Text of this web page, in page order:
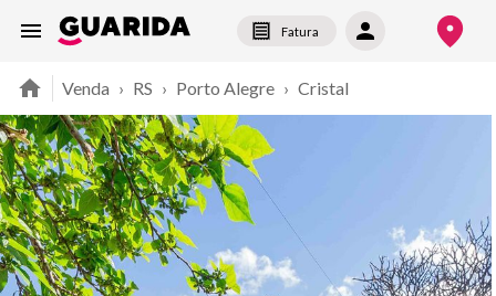
Fatura
Venda › RS › Porto Alegre › Cristal